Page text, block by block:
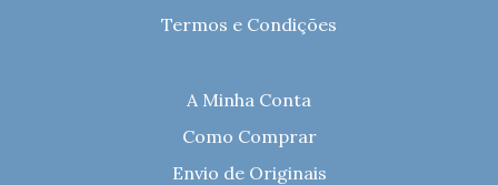
Termos e Condições
A Minha Conta
Como Comprar
Envio de Originais